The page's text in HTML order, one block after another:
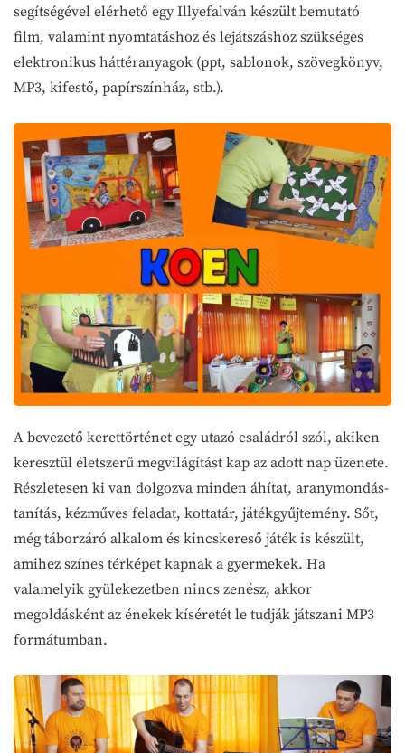
segítségével elérhető egy Illyefalván készült bemutató
film, valamint nyomtatáshoz és lejátszáshoz szükséges
elektronikus háttéranyagok (ppt, sablonok, szövegkönyv,
MP3, kifestő, papírszínház, stb.).
A bevezető kerettörténet egy utazó családról szól, akiken
keresztül életszerű megvilágítást kap az adott nap üzenete.
Részletesen ki van dolgozva minden áhítat, aranymondás-
tanítás, kézműves feladat, kottatár, játékgyűjtemény. Sőt,
még táborzáró alkalom és kincskereső játék is készült,
amihez színes térképet kapnak a gyermekek. Ha
valamelyik gyülekezetben nincs zenész, akkor
megoldásként az énekek kíséretét le tudják játszani MP3
formátumban.